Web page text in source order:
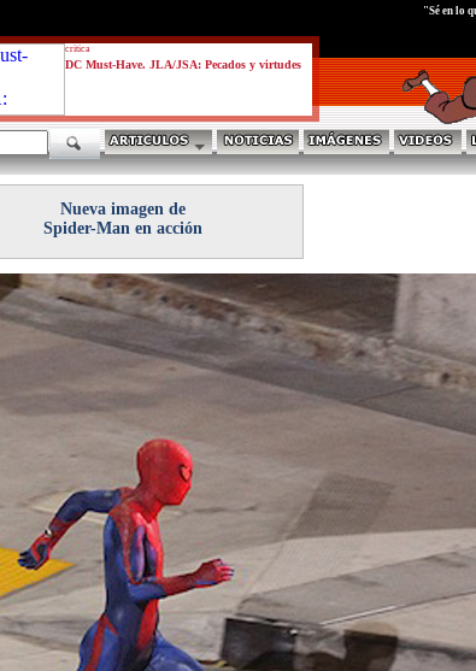
critica
DC Must-Have. JLA/JSA: Pecados y virtudes
"Sé en lo
Nueva imagen de
Spider-Man en acción